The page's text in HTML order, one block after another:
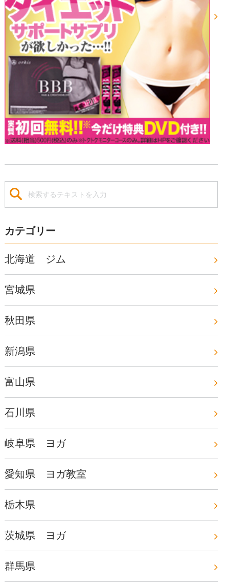
カテゴリー
北海道 ジム
宮城県
秋田県
新潟県
富山県
石川県
岐阜県 ヨガ
愛知県 ヨガ教室
栃木県
茨城県 ヨガ
群馬県